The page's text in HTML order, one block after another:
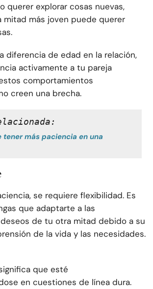
querer explorar cosas nuevas,
mitad más joven puede querer
diferencia de edad en la relación,
activamente a tu pareja
comportamientos
creen una brecha.
:
tener más paciencia en una
se requiere flexibilidad. Es
que adaptarte a las
de tu otra mitad debido a su
de la vida y las necesidades.
que esté
en cuestiones de línea dura.